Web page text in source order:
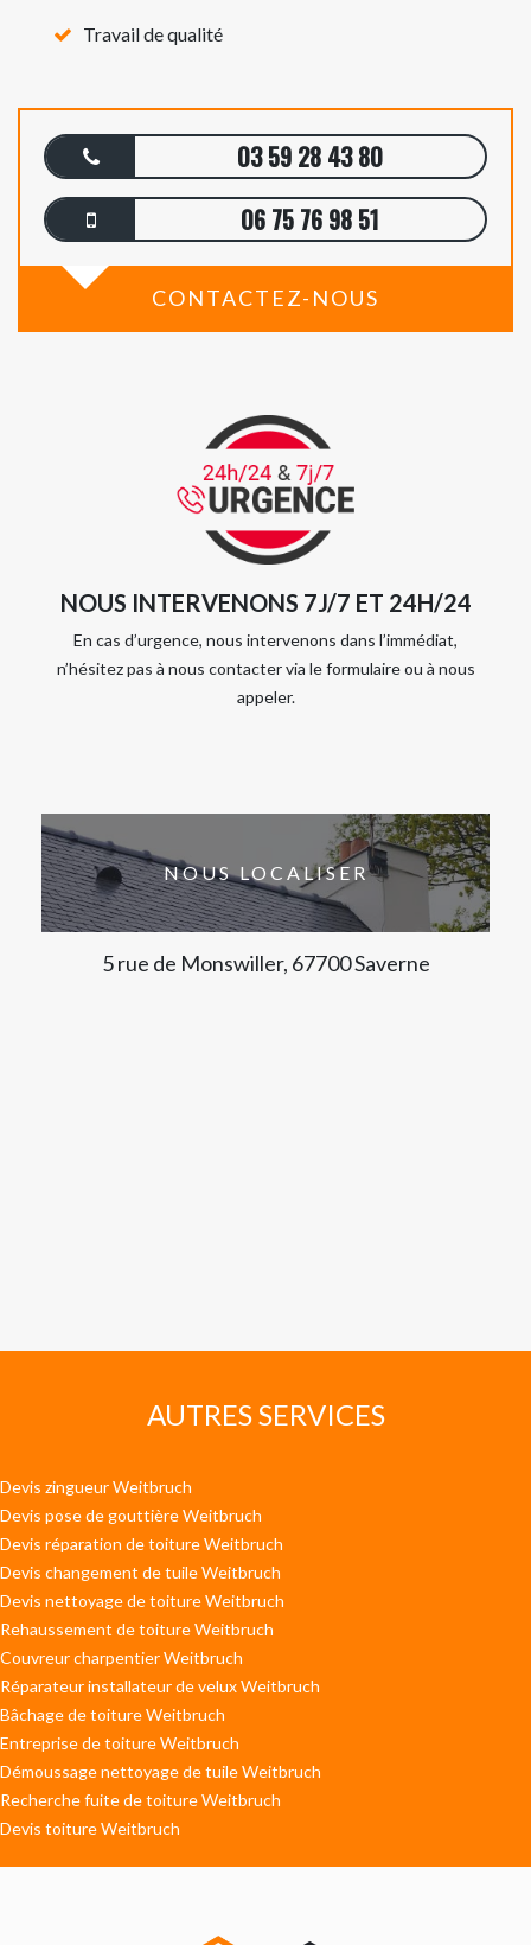
Travail de qualité
03 59 28 43 80
06 75 76 98 51
CONTACTEZ-NOUS
NOUS INTERVENONS 7J/7 ET 24H/24
En cas d’urgence, nous intervenons dans l’immédiat,
n’hésitez pas à nous contacter via le formulaire ou à nous
appeler.
NOUS LOCALISER
5 rue de Monswiller, 67700 Saverne
AUTRES SERVICES
Devis zingueur Weitbruch
Devis pose de gouttière Weitbruch
Devis réparation de toiture Weitbruch
Devis changement de tuile Weitbruch
Devis nettoyage de toiture Weitbruch
Rehaussement de toiture Weitbruch
Couvreur charpentier Weitbruch
Réparateur installateur de velux Weitbruch
Bâchage de toiture Weitbruch
Entreprise de toiture Weitbruch
Démoussage nettoyage de tuile Weitbruch
Recherche fuite de toiture Weitbruch
Devis toiture Weitbruch